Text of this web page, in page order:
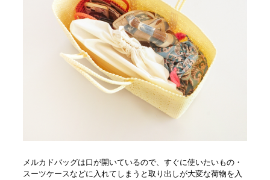
メルカドバッグは口が開いているので、すぐに使いたいもの・
スーツケースなどに入れてしまうと取り出しが大変な荷物を入